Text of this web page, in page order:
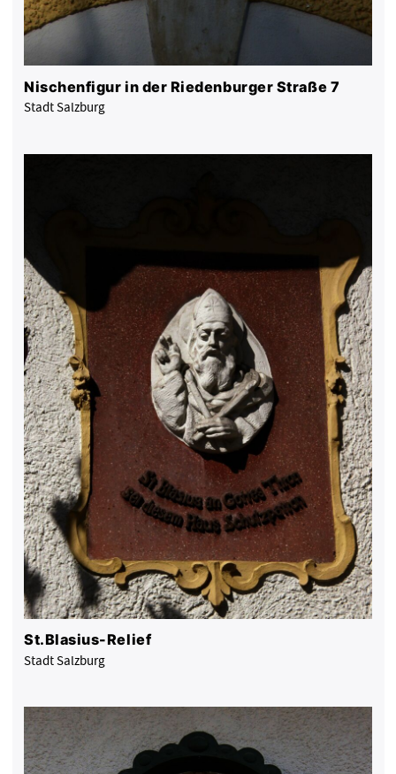
Nischenfigur in der Riedenburger Straße 7
Stadt Salzburg
St.Blasius-Relief
Stadt Salzburg